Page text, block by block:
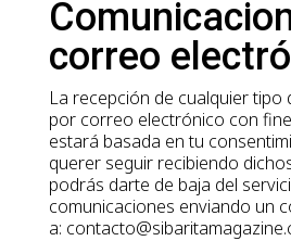
correo
La recepción de cualquier tipo
por correo electrónico con
estará basada en tu
querer seguir recibiendo
podrás darte de baja del
comunicaciones enviando un
a: